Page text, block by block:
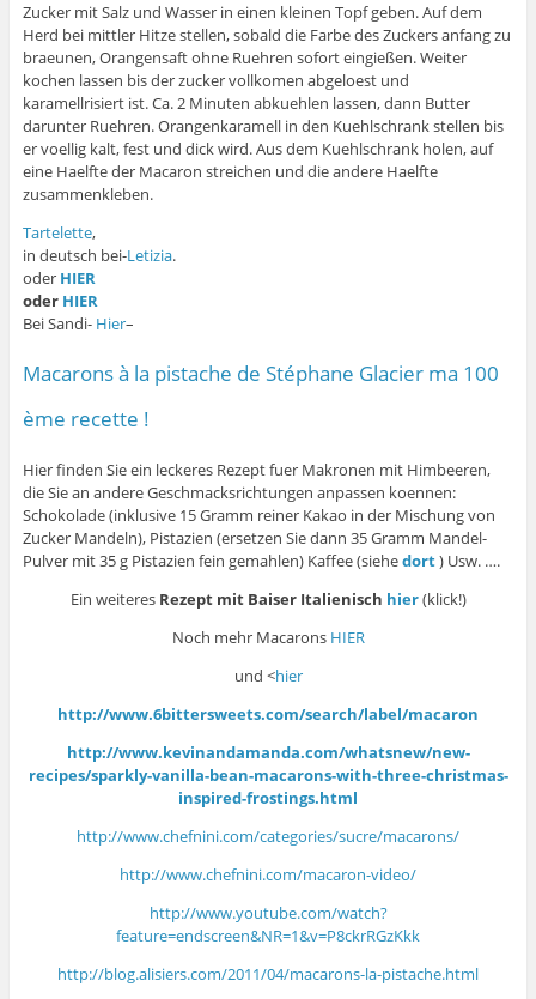
Zucker mit Salz und Wasser in einen kleinen Topf geben. Auf dem
Herd bei mittler Hitze stellen, sobald die Farbe des Zuckers anfang zu
braeunen, Orangensaft ohne Ruehren sofort eingießen. Weiter
kochen lassen bis der zucker vollkomen abgeloest und
karamellrisiert ist. Ca. 2 Minuten abkuehlen lassen, dann Butter
darunter Ruehren. Orangenkaramell in den Kuehlschrank stellen bis
er voellig kalt, fest und dick wird. Aus dem Kuehlschrank holen, auf
eine Haelfte der Macaron streichen und die andere Haelfte
zusammenkleben.
Tartelette,
in deutsch bei-Letizia.
oder HIER
oder HIER
Bei Sandi- Hier–
Macarons à la pistache de Stéphane Glacier ma 100
ème recette !
Hier finden Sie ein leckeres Rezept fuer Makronen mit Himbeeren,
die Sie an andere Geschmacksrichtungen anpassen koennen:
Schokolade (inklusive 15 Gramm reiner Kakao in der Mischung von
Zucker Mandeln), Pistazien (ersetzen Sie dann 35 Gramm Mandel-
Pulver mit 35 g Pistazien fein gemahlen) Kaffee (siehedort) Usw. ….
Ein weiteres Rezept mit Baiser Italienisch hier(klick!)
Noch mehr Macarons HIER
und <hier
http://www.6bittersweets.com/search/label/macaron
http://www.kevinandamanda.com/whatsnew/new-
recipes/sparkly-vanilla-bean-macarons-with-three-christmas-
inspired-frostings.html
http://www.chefnini.com/categories/sucre/macarons/
http://www.chefnini.com/macaron-video/
http://www.youtube.com/watch?
feature=endscreen&NR=1&v=P8ckrRGzKkk
http://blog.alisiers.com/2011/04/macarons-la-pistache.html